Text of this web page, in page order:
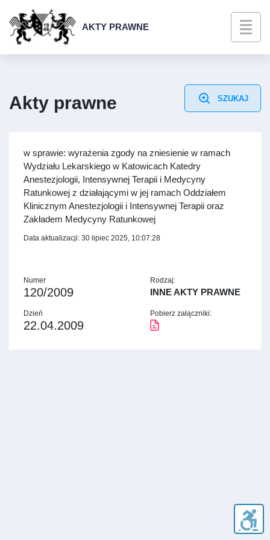
AKTY PRAWNE
SZUKAJ
Akty prawne
Numer
120/2009
Dzień
22.04.2009
w sprawie: wyrażenia zgody na zniesienie w ramach
Wydziału Lekarskiego w Katowicach Katedry
Anestezjologii, Intensywnej Terapii i Medycyny
Ratunkowej z działającymi w jej ramach Oddziałem
Klinicznym Anestezjologii i Intensywnej Terapii oraz
Zakładem Medycyny Ratunkowej
Data aktualizacji: 30 lipiec 2025, 10:07:28
Rodzaj:
INNE AKTY PRAWNE
Pobierz załączniki: